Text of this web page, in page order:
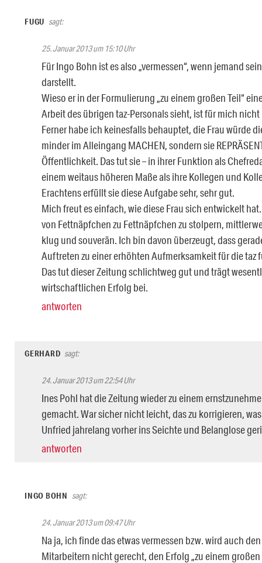
FUGU sagt:
25. Januar 2013 um 15:10 Uhr
Für Ingo Bohn ist es also „vermessen“, wenn jemand
darstellt.
Wieso er in der Formulierung „zu einem großen Teil“
Arbeit des übrigen taz-Personals sieht, ist für mich
Ferner habe ich keinesfalls behauptet, die Frau würde
minder im Alleingang MACHEN, sondern sie
Öffentlichkeit. Das tut sie – in ihrer Funktion als
einem weitaus höheren Maße als ihre Kollegen und
Erachtens erfüllt sie diese Aufgabe sehr, sehr gut.
Mich freut es einfach, wie diese Frau sich entwickelt
von Fettnäpfchen zu Fettnäpfchen zu stolpern,
klug und souverän. Ich bin davon überzeugt, dass
Auftreten zu einer erhöhten Aufmerksamkeit für die taz
Das tut dieser Zeitung schlichtweg gut und trägt
wirtschaftlichen Erfolg bei.
antworten
GERHARD sagt:
24. Januar 2013 um 22:54 Uhr
Ines Pohl hat die Zeitung wieder zu einem
gemacht. War sicher nicht leicht, das zu korrigieren,
Unfried jahrelang vorher ins Seichte und Belanglose
antworten
INGO BOHN sagt:
24. Januar 2013 um 09:47 Uhr
Na ja, ich finde das etwas vermessen bzw. wird auch
Mitarbeitern nicht gerecht, den Erfolg „zu einem großen